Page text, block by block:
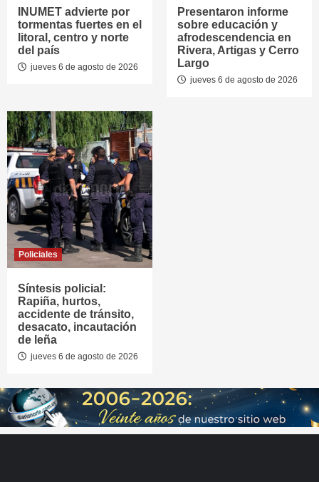
INUMET advierte por
tormentas fuertes en el
litoral, centro y norte
del país
jueves 6 de agosto de 2026
Presentaron informe
sobre educación y
afrodescendencia en
Rivera, Artigas y Cerro
Largo
jueves 6 de agosto de 2026
Policiales
Síntesis policial:
Rapiña, hurtos,
accidente de tránsito,
desacato, incautación
de leña
jueves 6 de agosto de 2026